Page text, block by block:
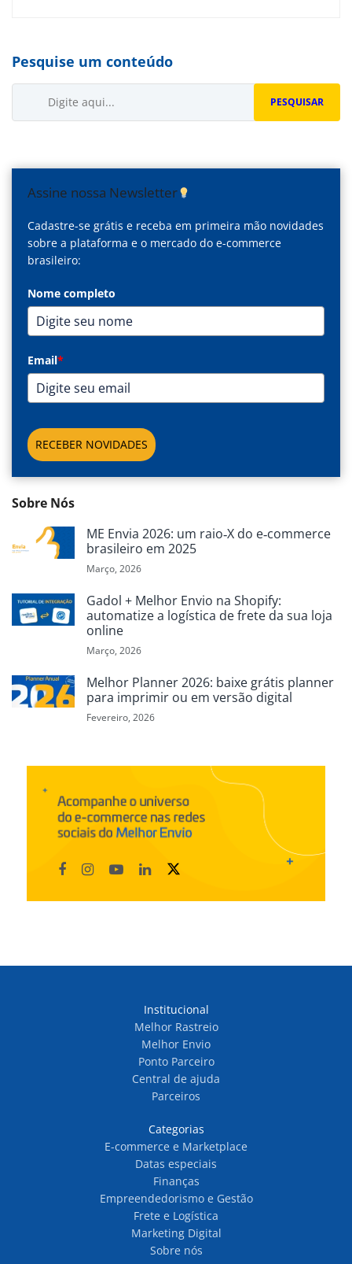
Pesquise um conteúdo
PESQUISAR
Assine nossa Newsletter
Cadastre-se grátis e receba em primeira mão novidades
sobre a plataforma e o mercado do e-commerce
brasileiro:
Nome completo
Email*
RECEBER NOVIDADES
Sobre Nós
ME Envia 2026: um raio‑X do e‑commerce
brasileiro em 2025
Março, 2026
Gadol + Melhor Envio na Shopify:
automatize a logística de frete da sua loja
online
Março, 2026
Melhor Planner 2026: baixe grátis planner
para imprimir ou em versão digital
Fevereiro, 2026
Institucional
Melhor Rastreio
Melhor Envio
Ponto Parceiro
Central de ajuda
Parceiros
Categorias
E-commerce e Marketplace
Datas especiais
Finanças
Empreendedorismo e Gestão
Frete e Logística
Marketing Digital
Sobre nós